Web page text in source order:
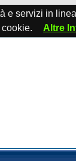
e servizi in
Altre